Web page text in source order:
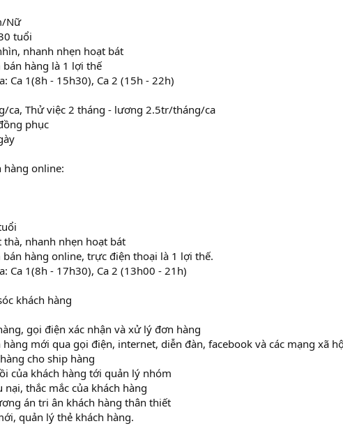
Nữ
tuổi
nhanh nhẹn hoạt bát
hàng là 1 lợi thế
Ca 1(8h - 15h30), Ca 2 (15h - 22h)
ca, Thử việc 2 tháng - lương 2.5tr/tháng/ca
phục
hàng online:
thà, nhanh nhẹn hoạt bát
hàng online, trực điện thoại là 1 lợi thế.
Ca 1(8h - 17h30), Ca 2 (13h00 - 21h)
khách hàng
gọi điện xác nhận và xử lý đơn hàng
mới qua gọi điện, internet, diễn đàn, facebook và các mạng xã
cho ship hàng
của khách hàng tới quản lý nhóm
nại, thắc mắc của khách hàng
án tri ân khách hàng thân thiết
quản lý thẻ khách hàng.